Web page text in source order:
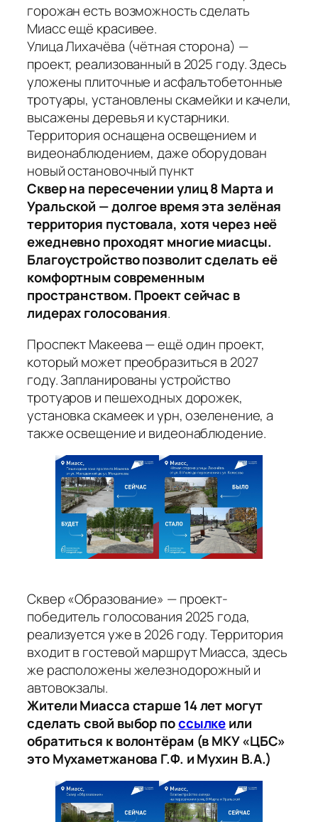
горожан есть возможность сделать
Миасс ещё красивее.
Улица Лихачёва (чётная сторона) —
проект, реализованный в 2025 году. Здесь
уложены плиточные и асфальтобетонные
тротуары, установлены скамейки и качели,
высажены деревья и кустарники.
Территория оснащена освещением и
видеонаблюдением, даже оборудован
новый остановочный пункт
Сквер на пересечении улиц 8 Марта и
Уральской — долгое время эта зелёная
территория пустовала, хотя через неё
ежедневно проходят многие миасцы.
Благоустройство позволит сделать её
комфортным современным
пространством. Проект сейчас в
лидерах голосования.
Проспект Макеева — ещё один проект,
который может преобразиться в 2027
году. Запланированы устройство
тротуаров и пешеходных дорожек,
установка скамеек и урн, озеленение, а
также освещение и видеонаблюдение.
Сквер «Образование» — проект-
победитель голосования 2025 года,
реализуется уже в 2026 году. Территория
входит в гостевой маршрут Миасса, здесь
же расположены железнодорожный и
автовокзалы.
Жители Миасса старше 14 лет могут
сделать свой выбор поссылкеили
обратиться к волонтёрам (в МКУ «ЦБС»
это Мухаметжанова Г.Ф. и Мухин В.А.)